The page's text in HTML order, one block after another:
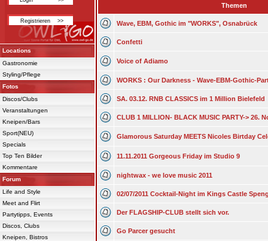
Locations
Gastronomie
Styling/Pflege
Fotos
Discos/Clubs
Veranstaltungen
Kneipen/Bars
Sport(NEU)
Specials
Top Ten Bilder
Kommentare
Forum
Life and Style
Meet and Flirt
Partytipps, Events
Discos, Clubs
Kneipen, Bistros
Themen
Wave, EBM, Gothic im "WORKS", Osnabrück
Confetti
Voice of Adiamo
WORKS : Our Darkness - Wave-EBM-Gothic-
SA. 03.12. RNB CLASSICS im 1 Million Bielefeld
CLUB 1 MILLION- BLACK MUSIC PARTY-> 26.
Glamorous Saturday MEETS Nicoles Birtday
11.11.2011 Gorgeous Friday im Studio 9
nightwax - we love music 2011
02/07/2011 Cocktail-Night im Kings Castle
Der FLAGSHIP-CLUB stellt sich vor.
Go Parcer gesucht